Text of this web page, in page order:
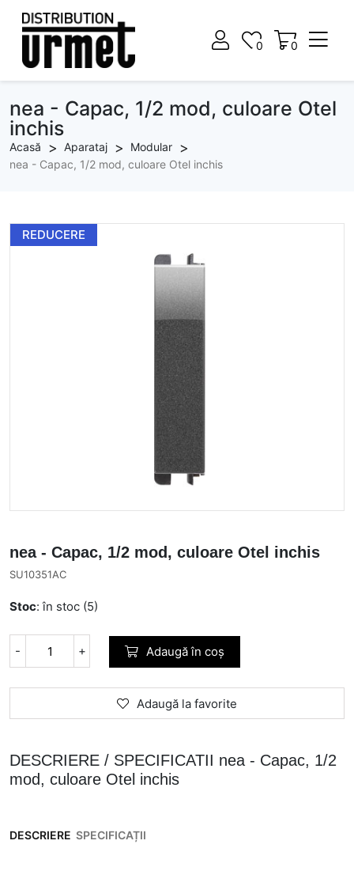
0
0 0
nea - Capac, 1/2 mod, culoare Otel
inchis
Acasă Aparataj
Modular
nea - Capac, 1/2 mod, culoare Otel inchis
REDUCERE
nea - Capac, 1/2 mod, culoare Otel inchis
SU10351AC
Stoc: în stoc (5)
- + Adaugă în coș
Adaugă la favorite
DESCRIERE / SPECIFICATII nea - Capac, 1/2
mod, culoare Otel inchis
DESCRIERE SPECIFICAȚII